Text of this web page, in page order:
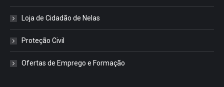
Loja de Cidadão de Nelas
Proteção Civil
Ofertas de Emprego e Formação